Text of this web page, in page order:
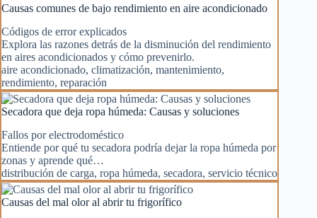
Causas comunes de bajo rendimiento en aire acondicionado
Códigos de error explicados
Explora las razones detrás de la disminución del rendimiento
en aires acondicionados y cómo prevenirlo.
aire acondicionado, climatización, mantenimiento,
rendimiento, reparación
Secadora que deja ropa húmeda: Causas y soluciones
Fallos por electrodoméstico
Entiende por qué tu secadora podría dejar la ropa húmeda por
zonas y aprende qué…
distribución de carga, ropa húmeda, secadora, servicio técnico
Causas del mal olor al abrir tu frigorífico